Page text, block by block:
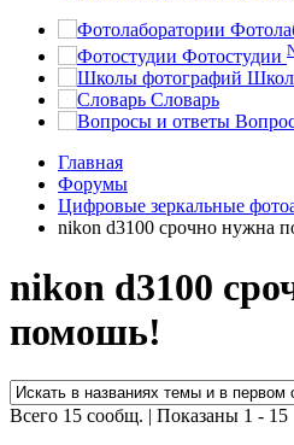
Фотостудии
Словарь
Главная
Форумы
Цифровые зеркальные
nikon d3100 срочно нужна
nikon d3100
помошь!
Всего 15 сообщ. | Показаны 1 - 15